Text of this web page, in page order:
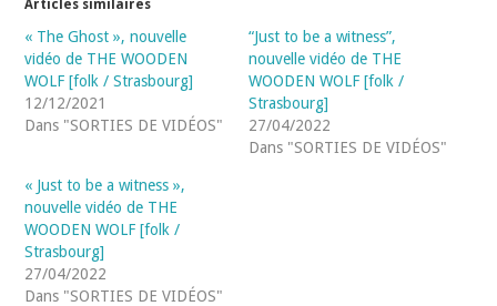
Articles similaires
« The Ghost », nouvelle
vidéo de THE WOODEN
WOLF [folk / Strasbourg]
12/12/2021
Dans "SORTIES DE VIDÉOS"
“Just to be a witness”,
nouvelle vidéo de THE
WOODEN WOLF [folk /
Strasbourg]
27/04/2022
Dans "SORTIES DE VIDÉOS"
« Just to be a witness »,
nouvelle vidéo de THE
WOODEN WOLF [folk /
Strasbourg]
27/04/2022
Dans "SORTIES DE VIDÉOS"